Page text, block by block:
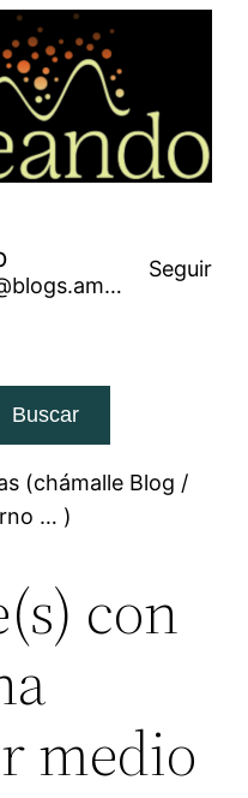
@ribadeando@blogs.amarinha.gal
Seguir
Buscar
(chámalle Blog /
… )
con
medio